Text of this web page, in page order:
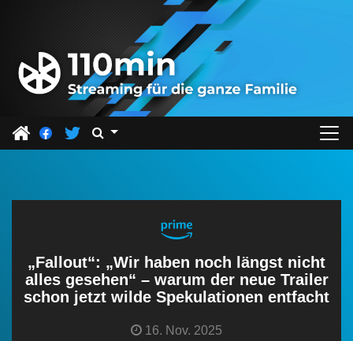
„Fallout“: „Wir haben noch längst nicht
alles gesehen“ – warum der neue Trailer
schon jetzt wilde Spekulationen entfacht
16. Nov. 2025